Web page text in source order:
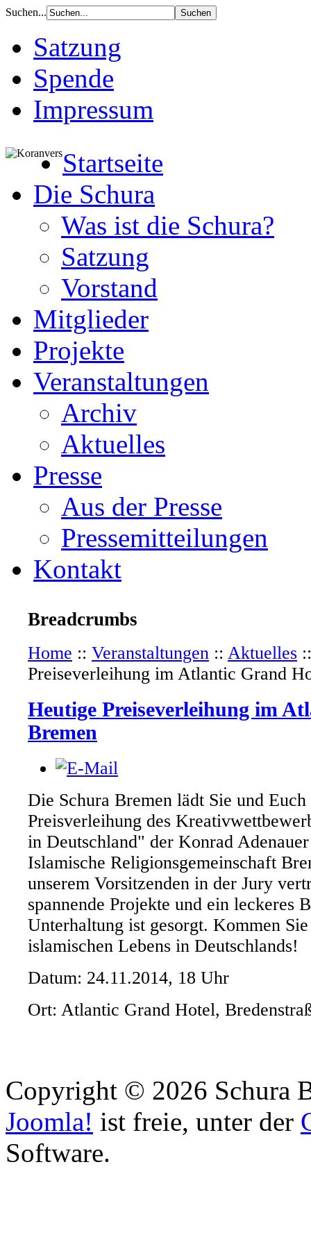
Suchen...
Satzung
Spende
Impressum
Startseite
Die Schura
Was ist die Schura?
Satzung
Vorstand
Mitglieder
Projekte
Veranstaltungen
Archiv
Aktuelles
Presse
Aus der Presse
Pressemitteilungen
Kontakt
Breadcrumbs
Home :: Veranstaltungen :: Aktuelles
Preiseverleihung im Atlantic Grand
Heutige Preiseverleihung im
Bremen
Die Schura Bremen lädt Sie und
Preisverleihung des
in Deutschland" der Konrad
Islamische Religionsgemeinschaft
unserem Vorsitzenden in der Jury
spannende Projekte und ein leckeres
Unterhaltung ist gesorgt. Kommen
islamischen Lebens in Deutschlands!
Datum: 24.11.2014, 18 Uhr
Ort: Atlantic Grand Hotel,
Copyright © 2026 Schura
Joomla! ist freie, unter der
Software.